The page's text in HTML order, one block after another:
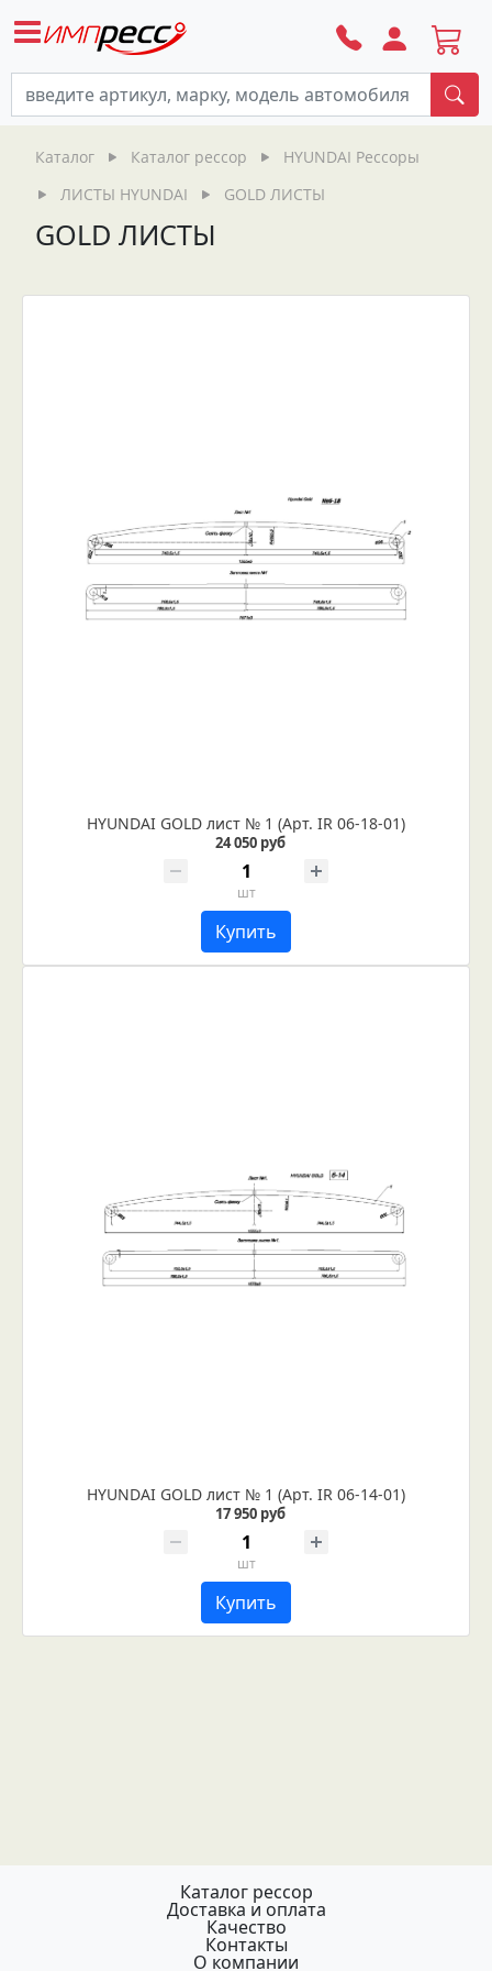
Каталог Каталог рессор
HYUNDAI Рессоры
ЛИСТЫ HYUNDAI
GOLD ЛИСТЫ
GOLD ЛИСТЫ
HYUNDAI GOLD лист № 1 (Арт. IR 06-18-01)
24 050 руб
шт
Купить
HYUNDAI GOLD лист № 1 (Арт. IR 06-14-01)
17 950 руб
шт
Купить
Каталог рессор
Доставка и оплата
Качество
Контакты
О компании